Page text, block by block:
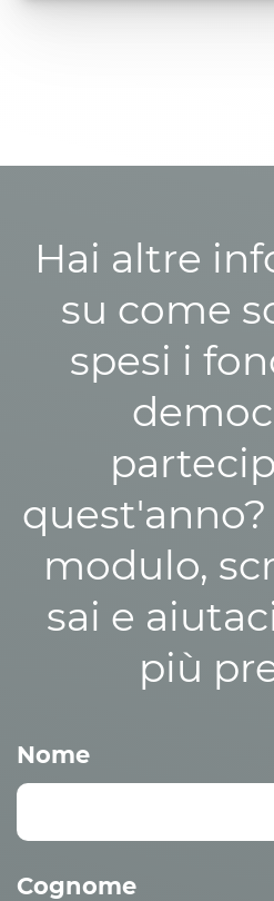
Hai altre
su come
spesi i
modulo,
sai e
più
Nome
Cognome